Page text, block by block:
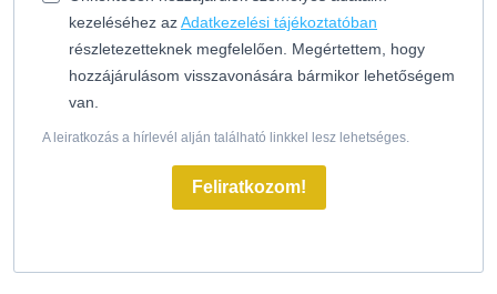
kezeléséhez azAdatkezelési tájékoztatóban
részletezetteknek megfelelően. Megértettem, hogy
hozzájárulásom visszavonására bármikor lehetőségem
van.
A leiratkozás a hírlevél alján található linkkel lesz lehetséges.
Feliratkozom!